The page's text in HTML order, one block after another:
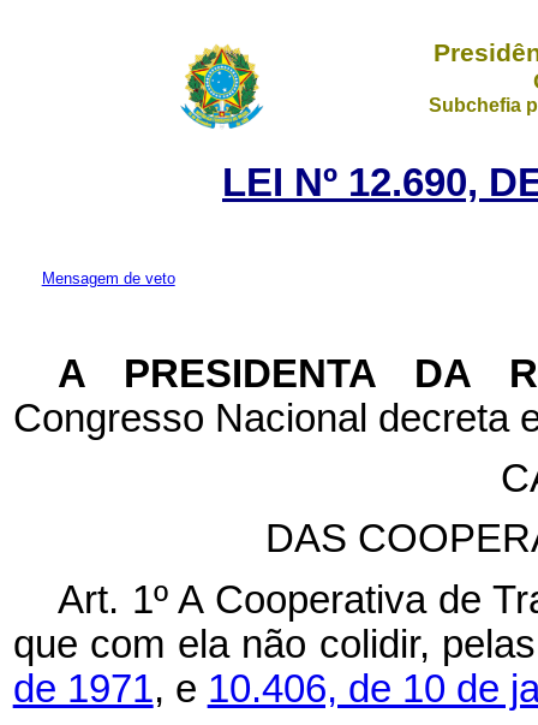
Subchefia
LEI Nº 12.690,
Mensagem de veto
A PRESIDENTA DA
Congresso Nacional decreta
DAS
Art. 1º A Cooperativa de
que com ela não colidir,
de 1971, e 10.406, de 10 de